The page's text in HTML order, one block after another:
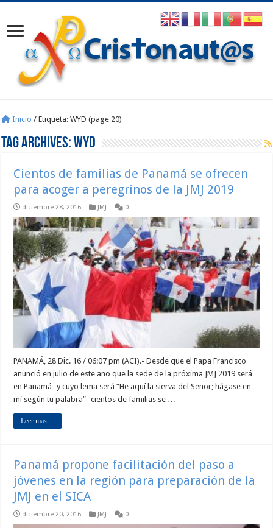
Inicio / Etiqueta:WYD (page 20)
Tag Archives:WYD
Cientos de familias de Panamá se ofrecen
para acoger a peregrinos de la JMJ 2019
diciembre 28, 2016 JMJ 0
PANAMÁ, 28 Dic. 16 / 06:07 pm (ACI).- Desde que el Papa Francisco
anunció en julio de este año que la sede de la próxima JMJ 2019 será
en Panamá- y cuyo lema será “He aquí la sierva del Señor; hágase en
mí según tu palabra”- cientos de familias se …
Leer mas ...
Panamá propone facilitación del paso a
jóvenes en la región para preparación de la
JMJ en el SICA
diciembre 20, 2016 JMJ 0